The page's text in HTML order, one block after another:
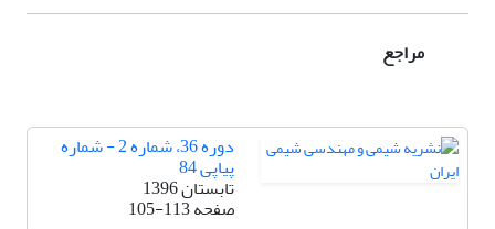
مراجع
دوره 36، شماره 2 - شماره
پیاپی 84
تابستان 1396
صفحه105-113